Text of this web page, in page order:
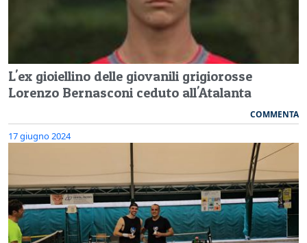
L'ex gioiellino delle giovanili grigiorosse
Lorenzo Bernasconi ceduto all'Atalanta
COMMENTA
17 giugno 2024